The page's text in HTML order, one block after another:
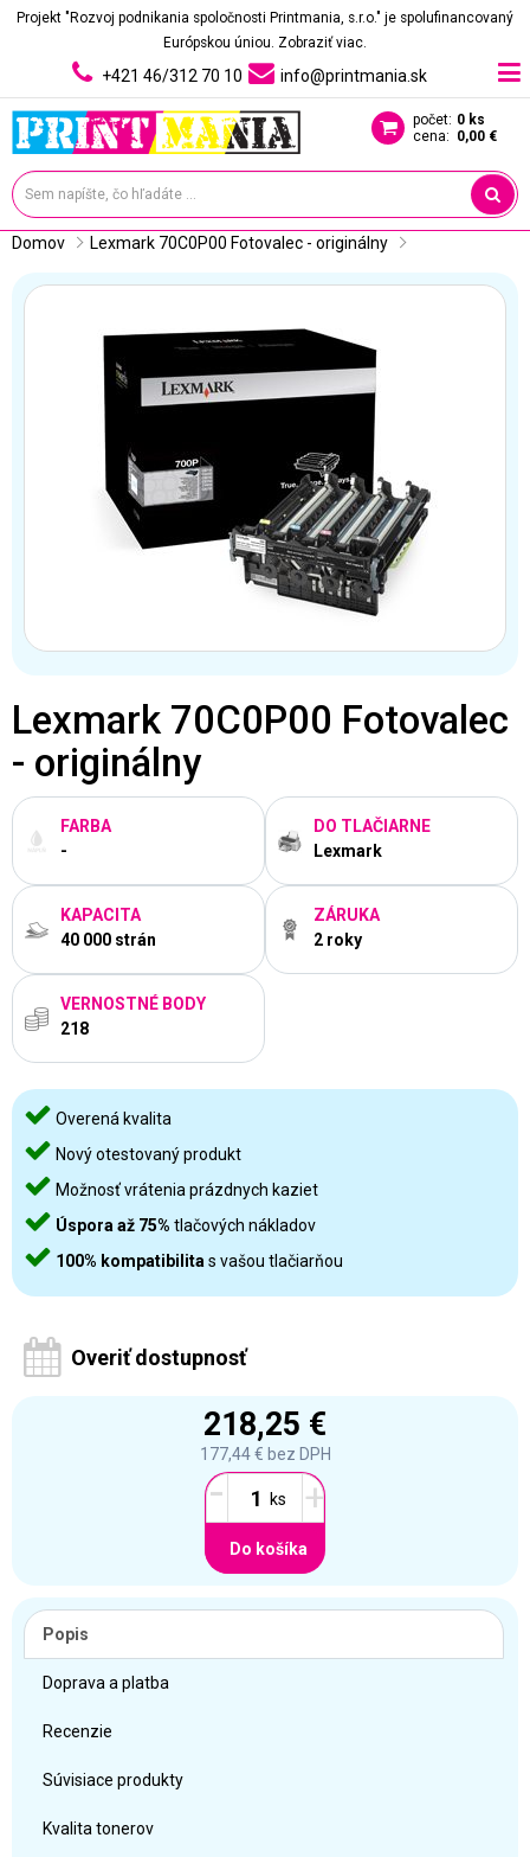
Projekt "Rozvoj podnikania spoločnosti Printmania, s.r.o." je spolufinancovaný
Európskou úniou. Zobraziť viac.
+421 46/312 70 10 info@printmania.sk
počet: 0 ks
cena: 0,00 €
Domov Lexmark 70C0P00 Fotovalec - originálny
Lexmark 70C0P00 Fotovalec
- originálny
FARBA
-
DO TLAČIARNE
Lexmark
KAPACITA
40 000 strán
ZÁRUKA
2 roky
VERNOSTNÉ BODY
218
Overená kvalita
Nový otestovaný produkt
Možnosť vrátenia prázdnych kaziet
Úspora až 75% tlačových nákladov
100% kompatibilita s vašou tlačiarňou
Overiť dostupnosť
218,25 €
177,44 € bez DPH
- +
Do košíka
Popis
Doprava a platba
Recenzie
Súvisiace produkty
Kvalita tonerov